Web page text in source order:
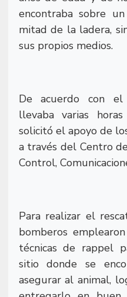
encontraba sobre
mitad de la ladera,
sus propios medios.
De acuerdo con
llevaba varias
solicitó el apoyo de
a través del Centro
Control,
Para realizar el
bomberos
técnicas de rappel
sitio donde se
asegurar al animal,